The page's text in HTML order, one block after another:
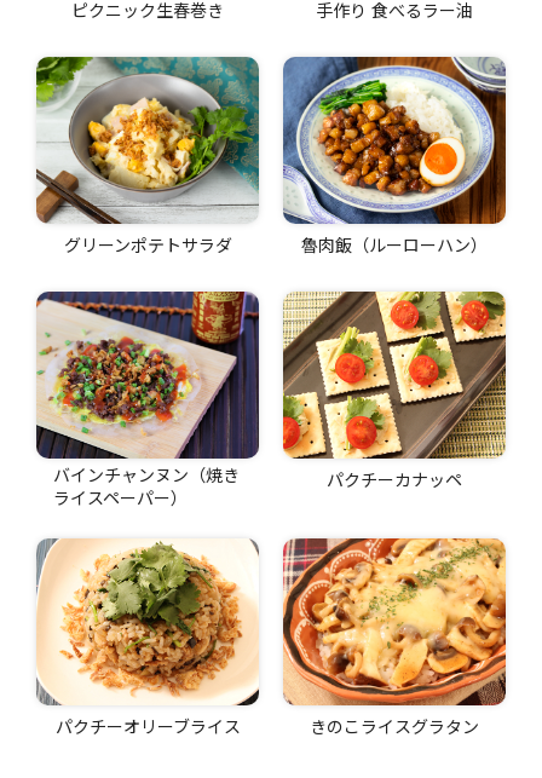
ピクニック生春巻き 手作り 食べるラー油
グリーンポテトサラダ 魯肉飯（ルーローハン）
バインチャンヌン（焼き
ライスペーパー）
パクチーカナッペ
パクチーオリーブライス きのこライスグラタン